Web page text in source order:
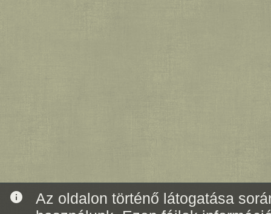
info
Az oldalon történő látogatása